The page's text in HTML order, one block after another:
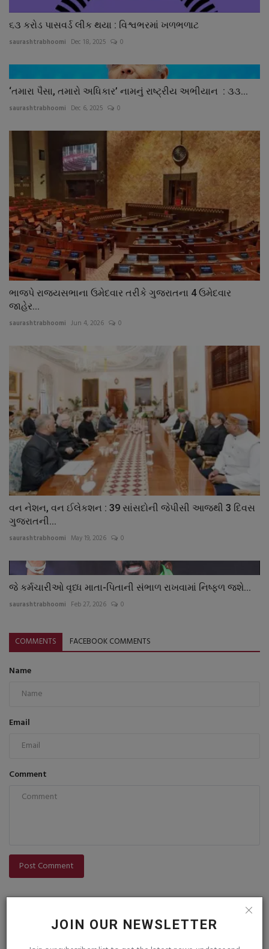
JOIN OUR NEWSLETTER
૬૩ કરોડ પાસવર્ડ લીક થયા : વિશ્વભરમાં ખળભળાટ
saurashtrabhoomi Dec 18, 2025 0
‘તમારા પૈસા, તમારો અધિકાર’ નામનું રાષ્ટ્રીય અભીયાન : ૩૩...
saurashtrabhoomi Dec 6, 2025 0
ભાજપે રાજ્યસભાના ઉમેદવાર તરીકે ગુજરાતના 4 ઉમેદવાર
જાહેર...
saurashtrabhoomi Jun 4, 2026 0
વન નેશન, વન ઈલેકશન : 39 સાંસદોની જેપીસી આજથી 3 દિવસ
ગુજરાતની...
saurashtrabhoomi May 19, 2026 0
જે કર્મચારીઓ વૃધ્ધ માતા-પિતાની સંભાળ રાખવામાં નિષ્ફળ જશે...
saurashtrabhoomi Feb 27, 2026 0
COMMENTS FACEBOOK COMMENTS
Name
Email
Comment
Post Comment